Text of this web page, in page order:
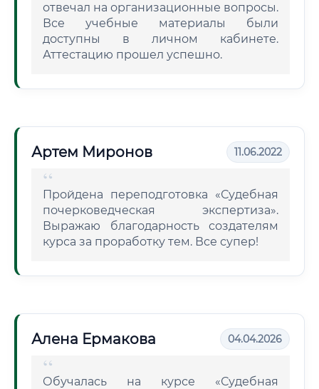
отвечал на организационные вопросы.
Все учебные материалы были
доступны в личном кабинете.
Аттестацию прошел успешно.
Артем Миронов 11.06.2022
Пройдена переподготовка «Судебная
почерковедческая экспертиза».
Выражаю благодарность создателям
курса за проработку тем. Все супер!
Алена Ермакова 04.04.2026
Обучалась на курсе «Судебная